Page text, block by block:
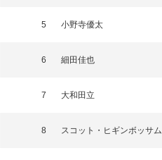
5 小野寺優太
6 細田佳也
7 大和田立
8 スコット・ヒギンボッサム